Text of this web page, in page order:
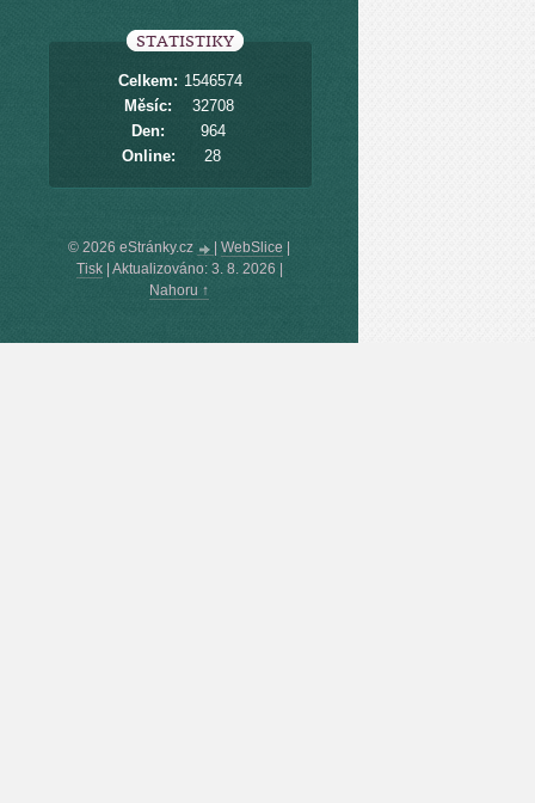
STATISTIKY
Online: 28
Celkem: 1546574
Měsíc:
32708
Den:
964
© 2026 eStránky.cz WebSlice
Tisk| Aktualizováno: 3. 8. 2026
Nahoru ↑